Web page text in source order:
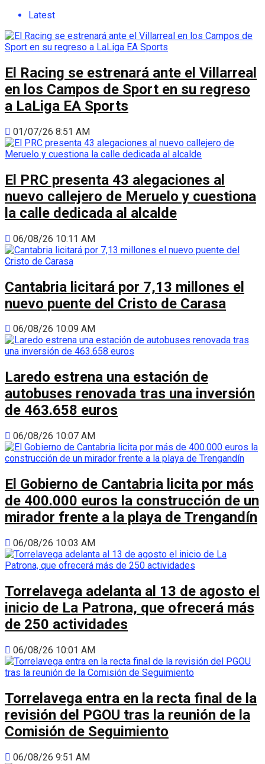
Latest
El Racing se estrenará ante el Villarreal
en los Campos de Sport en su regreso
a LaLiga EA Sports
01/07/26 8:51 AM
El PRC presenta 43 alegaciones al
nuevo callejero de Meruelo y cuestiona
la calle dedicada al alcalde
06/08/26 10:11 AM
Cantabria licitará por 7,13 millones el
nuevo puente del Cristo de Carasa
06/08/26 10:09 AM
Laredo estrena una estación de
autobuses renovada tras una inversión
de 463.658 euros
06/08/26 10:07 AM
El Gobierno de Cantabria licita por más
de 400.000 euros la construcción de un
mirador frente a la playa de Trengandín
06/08/26 10:03 AM
Torrelavega adelanta al 13 de agosto el
inicio de La Patrona, que ofrecerá más
de 250 actividades
06/08/26 10:01 AM
Torrelavega entra en la recta final de la
revisión del PGOU tras la reunión de la
Comisión de Seguimiento
06/08/26 9:51 AM